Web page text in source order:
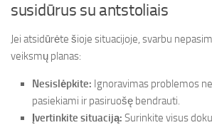
susidūrus su antstoliais
Jei atsidūrėte šioje situacijoje, svarbu
veiksmų planas:
Nesislėpkite: Ignoravimas problemos
pasiekiami ir pasiruošę bendrauti.
Įvertinkite situaciją: Surinkite visus